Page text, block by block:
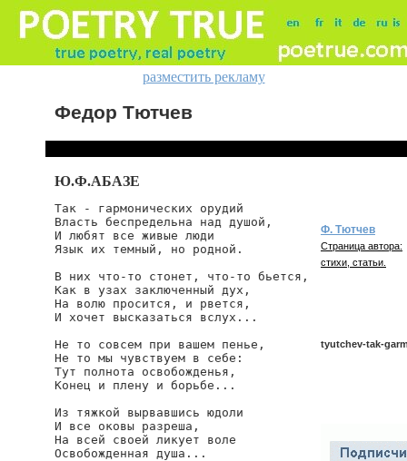
разместить рекламу
Федор Тютчев
Ю.Ф.АБАЗЕ
Так - гармонических орудий
Власть беспредельна над душой,
И любят все живые люди
Язык их темный, но родной.
В них что-то стонет, что-то бьется,
Как в узах заключенный дух,
На волю просится, и рвется,
И хочет высказаться вслух...
Не то совсем при вашем пенье,
Не то мы чувствуем в себе:
Тут полнота освобожденья,
Конец и плену и борьбе...
Из тяжкой вырвавшись юдоли
И все оковы разреша,
На всей своей ликует воле
Освобожденная душа...
Ф. Тютчев
Страница автора:
стихи, статьи.
tyutchev-tak-